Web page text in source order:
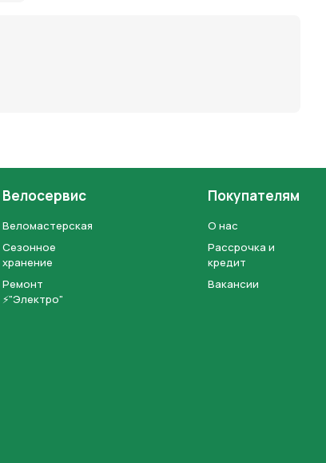
Велосервис
Веломастерская
Сезонное
хранение
Ремонт
⚡"Электро"
Покупателям
О нас
Рассрочка и
кредит
Вакансии